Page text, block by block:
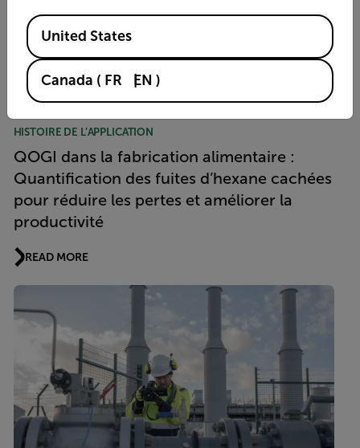
(QOGI)
READ MORE
HISTOIRE DE L’APPLICATION
QOGI dans la fabrication alimentaire :
Quantification des fuites d’hexane cachées
pour réduire les pertes et améliorer la
productivité
READ MORE
Available Locations
United States
Canada ( FR EN )